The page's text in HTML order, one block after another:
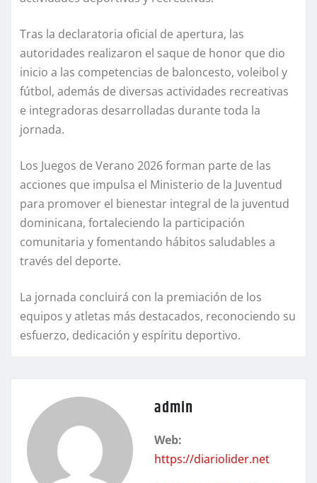
Tras la declaratoria oficial de apertura, las
autoridades realizaron el saque de honor que dio
inicio a las competencias de baloncesto, voleibol y
fútbol, además de diversas actividades recreativas
e integradoras desarrolladas durante toda la
jornada.
Los Juegos de Verano 2026 forman parte de las
acciones que impulsa el Ministerio de la Juventud
para promover el bienestar integral de la juventud
dominicana, fortaleciendo la participación
comunitaria y fomentando hábitos saludables a
través del deporte.
La jornada concluirá con la premiación de los
equipos y atletas más destacados, reconociendo su
esfuerzo, dedicación y espíritu deportivo.
admin
Web:
https://diariolider.net